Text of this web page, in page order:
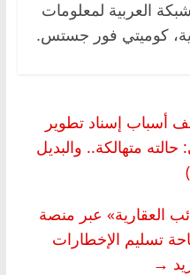
العربية لمعلومات
كوميتي فور جستس.
أسباب إسناد تطوير
متهالكة.. والبديل
العقارية» عبر منصة
تسليم الإخطارات
→